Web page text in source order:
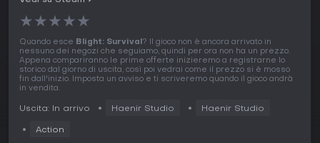
★★★★★
Quando esce Blight: Survival? Il gioco non è ancora arrivato in
nessuno dei negozi che seguiamo, quindi per ora non ha un prezzo.
Appena compariranno le prime offerte inizieremo a registrarne lo
storico dal giorno di uscita, così poi vedrai come il prezzo si è mosso
fin dall'inizio. Imposta un avviso e ti scriveremo quando il gioco andrà
in vendita.
Uscita: In arrivo Haenir Studio Haenir Studio
Action